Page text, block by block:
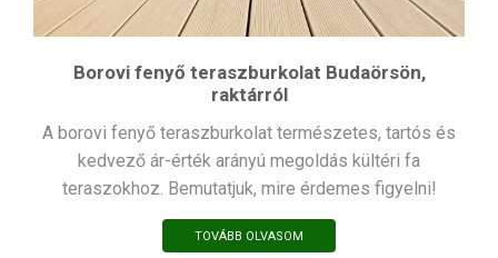
Borovi fenyő teraszburkolat Budaörsön,
raktárról
A borovi fenyő teraszburkolat természetes, tartós és
kedvező ár-érték arányú megoldás kültéri fa
teraszokhoz. Bemutatjuk, mire érdemes figyelni!
TOVÁBB OLVASOM